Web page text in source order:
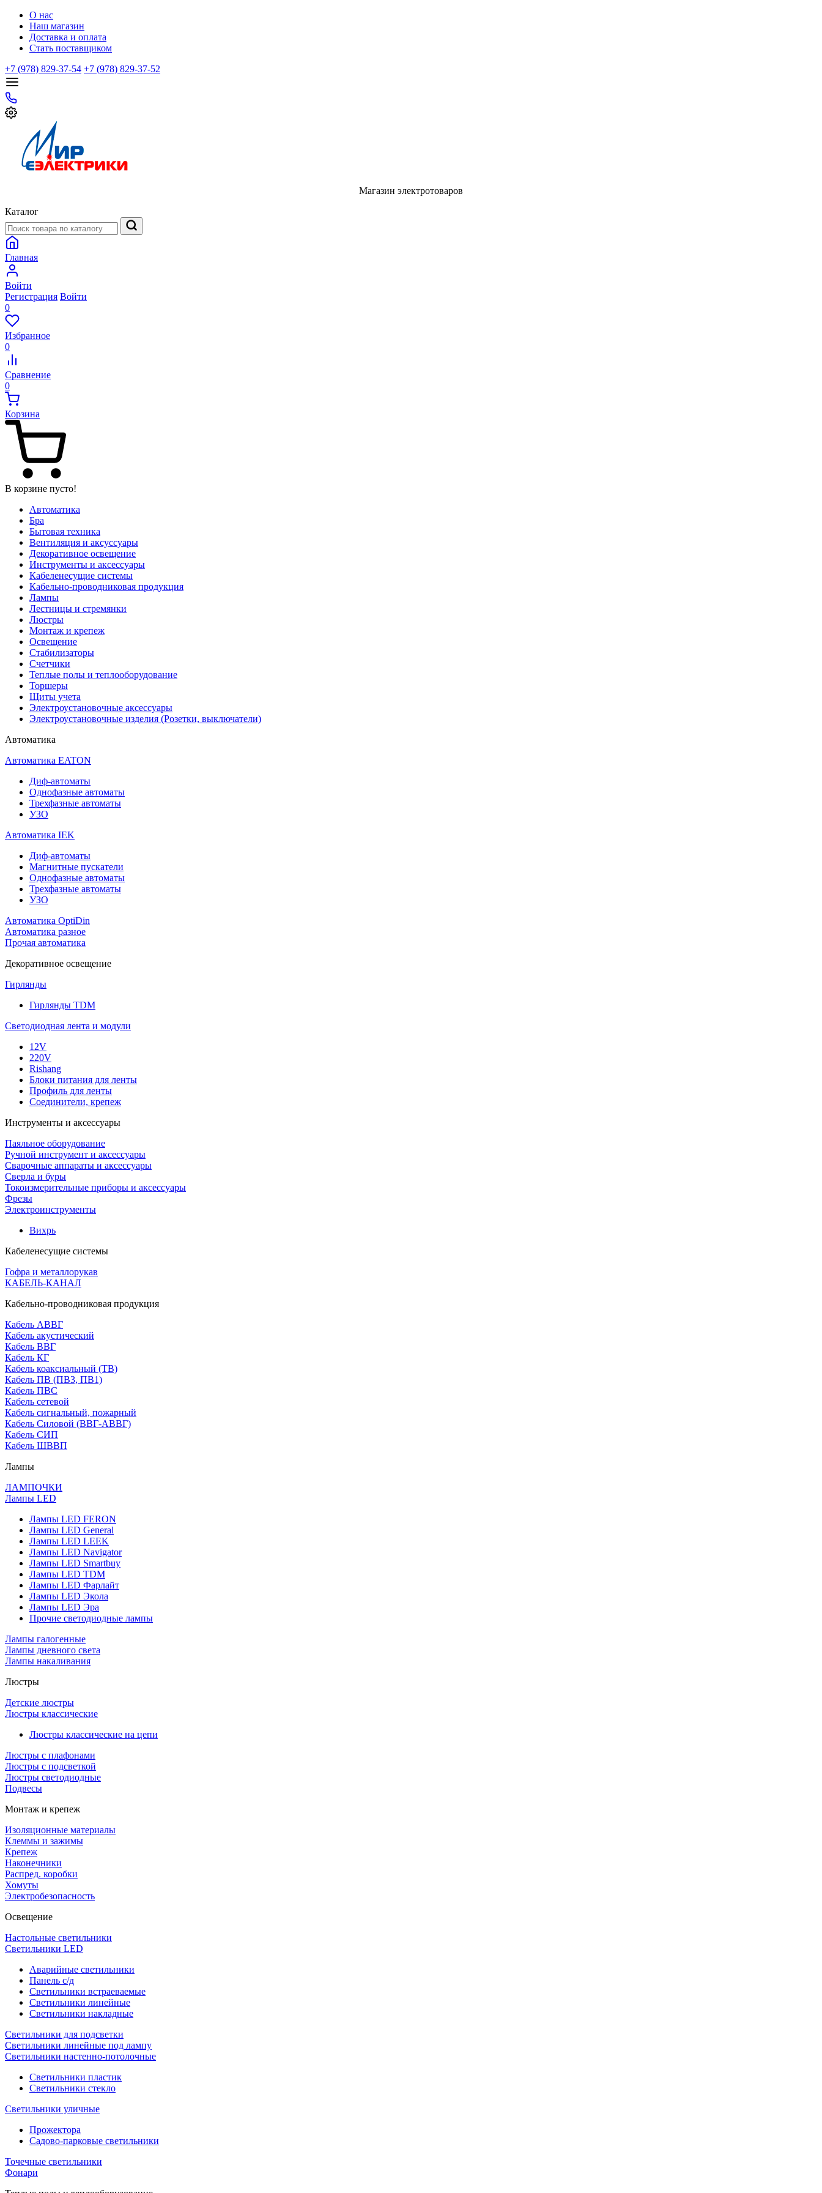
О нас
Наш магазин
Доставка и оплата
Стать поставщиком
+7 (978) 829-37-54 +7 (978) 829-37-52
Магазин электротоваров
Каталог
Главная
Войти
Регистрация Войти
0
Избранное
0
Сравнение
0
Корзина
В корзине пусто!
Автоматика
Бра
Бытовая техника
Вентиляция и аксуссуары
Декоративное освещение
Инструменты и аксессуары
Кабеленесущие системы
Кабельно-проводниковая продукция
Лампы
Лестницы и стремянки
Люстры
Монтаж и крепеж
Освещение
Стабилизаторы
Счетчики
Теплые полы и теплооборудование
Торшеры
Щиты учета
Электроустановочные аксессуары
Электроустановочные изделия (Розетки, выключатели)
Автоматика
Автоматика EATON
Диф-автоматы
Однофазные автоматы
Трехфазные автоматы
УЗО
Автоматика IEK
Диф-автоматы
Магнитные пускатели
Однофазные автоматы
Трехфазные автоматы
УЗО
Автоматика OptiDin
Автоматика разное
Прочая автоматика
Декоративное освещение
Гирлянды
Гирлянды TDM
Светодиодная лента и модули
12V
220V
Rishang
Блоки питания для ленты
Профиль для ленты
Соединители, крепеж
Инструменты и аксессуары
Паяльное оборудование
Ручной инструмент и аксессуары
Сварочные аппараты и аксессуары
Сверла и буры
Токоизмерительные приборы и аксессуары
Фрезы
Электроинструменты
Вихрь
Кабеленесущие системы
Гофра и металлорукав
КАБЕЛЬ-КАНАЛ
Кабельно-проводниковая продукция
Кабель АВВГ
Кабель акустический
Кабель ВВГ
Кабель КГ
Кабель коаксиальный (ТВ)
Кабель ПВ (ПВ3, ПВ1)
Кабель ПВС
Кабель сетевой
Кабель сигнальный, пожарный
Кабель Силовой (ВВГ-АВВГ)
Кабель СИП
Кабель ШВВП
Лампы
ЛАМПОЧКИ
Лампы LED
Лампы LED FERON
Лампы LED General
Лампы LED LEEK
Лампы LED Navigator
Лампы LED Smartbuy
Лампы LED TDM
Лампы LED Фарлайт
Лампы LED Экола
Лампы LED Эра
Прочие светодиодные лампы
Лампы галогенные
Лампы дневного света
Лампы накаливания
Люстры
Детские люстры
Люстры классические
Люстры классические на цепи
Люстры с плафонами
Люстры с подсветкой
Люстры светодиодные
Подвесы
Монтаж и крепеж
Изоляционные материалы
Клеммы и зажимы
Крепеж
Наконечники
Распред. коробки
Хомуты
Электробезопасность
Освещение
Настольные светильники
Светильники LED
Аварийные светильники
Панель с/д
Светильники встраеваемые
Светильники линейные
Светильники накладные
Светильники для подсветки
Светильники линейные под лампу
Светильники настенно-потолочные
Светильники плаcтик
Светильники стекло
Светильники уличные
Прожектора
Садово-парковые светильники
Точечные светильники
Фонари